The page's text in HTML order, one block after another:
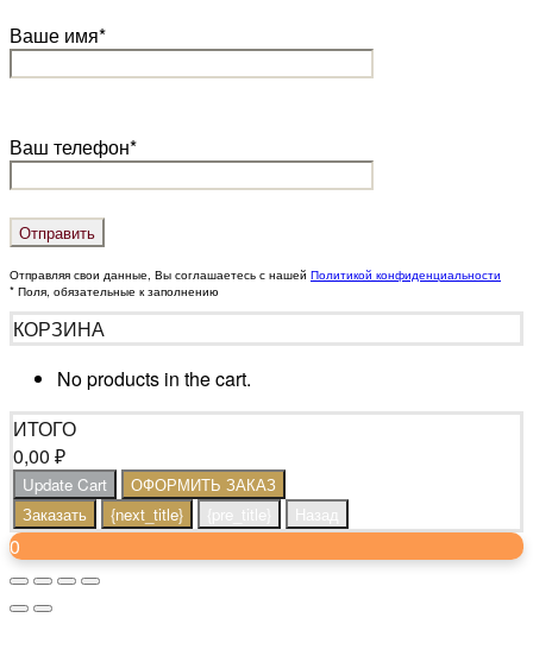
Ваше имя*
Ваш телефон*
Отправляя свои данные, Вы соглашаетесь с нашей Политикой конфиденциальности
* Поля, обязательные к заполнению
КОРЗИНА
No products in the cart.
ИТОГО
0,00 ₽
Update Cart
ОФОРМИТЬ ЗАКАЗ
Заказать
{next_title} {pre_title} Назад
0